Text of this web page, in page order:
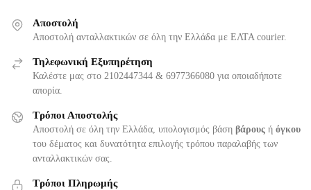
Αποστολή
Αποστολή ανταλλακτικών σε όλη την Ελλάδα με ΕΛΤΑ courier.
Τηλεφωνική Εξυπηρέτηση
Καλέστε μας στο 2102447344 & 6977366080 για οποιαδήποτε
απορία.
Τρόποι Αποστολής
Αποστολή σε όλη την Ελλάδα, υπολογισμός βάση βάρους ή όγκου
του δέματος και δυνατότητα επιλογής τρόπου παραλαβής των
ανταλλακτικών σας.
Τρόποι Πληρωμής